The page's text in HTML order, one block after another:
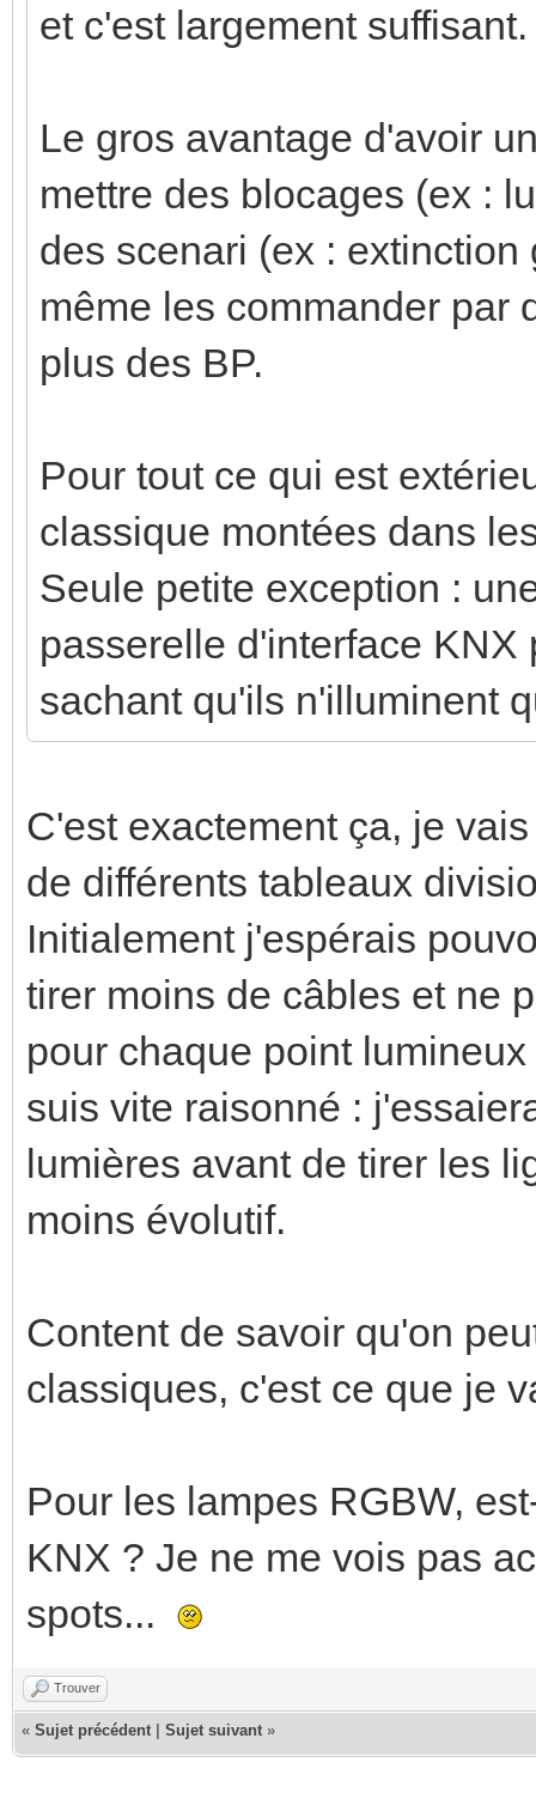
et c'est largement suffisant.
Le gros avantage d'avoir
mettre des blocages (ex :
des scenari (ex :
même les commander par
plus des BP.
Pour tout ce qui est
classique montées dans
Seule petite exception :
passerelle d'interface
sachant qu'ils n'illuminent
C'est exactement ça, je
de différents tableaux
Initialement j'espérais
tirer moins de câbles et ne
pour chaque point
suis vite raisonné :
lumières avant de tirer les
moins évolutif.
Content de savoir qu'on
classiques, c'est ce que je
Pour les lampes RGBW,
KNX ? Je ne me vois pas
spots...
Trouver
« Sujet précédent Sujet suivant »